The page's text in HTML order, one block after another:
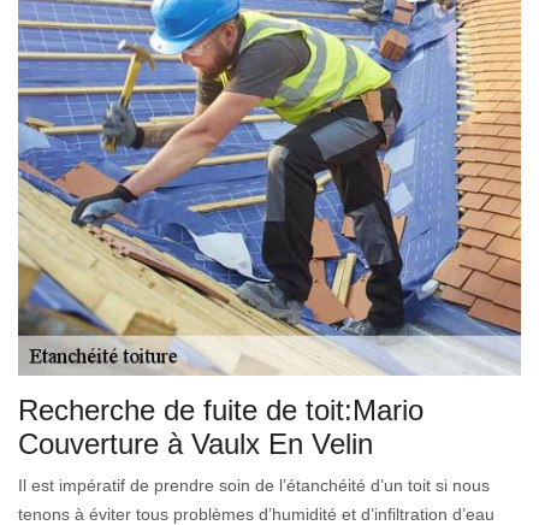
Recherche de fuite de toit:Mario
Couverture à Vaulx En Velin
Il est impératif de prendre soin de l’étanchéité d’un toit si nous
tenons à éviter tous problèmes d’humidité et d’infiltration d’eau